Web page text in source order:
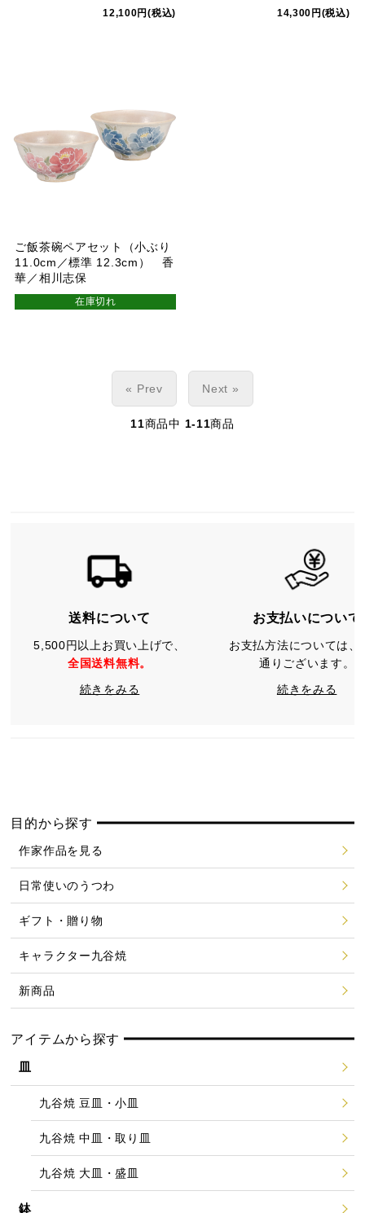
12,100円(税込) 14,300円(税込)
ご飯茶碗ペアセット（小ぶり
11.0cm／標準 12.3cm） 香
華／相川志保
在庫切れ
« Prev Next »
11商品中 1-11商品
送料について
5,500円以上お買い上げで、
全国送料無料。
続きをみる
お支払いについて
お支払方法については、
通りございます。
続きをみる
目的から探す
作家作品を見る
日常使いのうつわ
ギフト・贈り物
キャラクター九谷焼
新商品
アイテムから探す
皿
九谷焼 豆皿・小皿
九谷焼 中皿・取り皿
九谷焼 大皿・盛皿
鉢